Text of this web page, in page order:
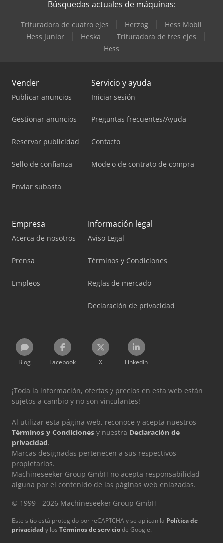
Búsquedas actuales de máquinas:
Trituradora de cuatro ejes Herzog
Hess Mobil
Hess Junior
Heska
Trituradora de tres ejes
Hess
Vender
Publicar anuncios
Gestionar anuncios
Reservar publicidad
Sello de confianza
Enviar subasta
Servicio y ayuda
Iniciar sesión
Preguntas frecuentes/Ayuda
Contacto
Modelo de contrato de compra
Empresa
Acerca de nosotros
Prensa
Empleos
Información legal
Aviso Legal
Términos y Condiciones
Reglas de mercado
Declaración de privacidad
Blog Facebook X LinkedIn
¡Toda la información, ofertas y precios en esta web están
sujetos a cambio y no son vinculantes!
Al utilizar esta página web, reconoce y acepta nuestros
Términos y Condiciones y nuestra Declaración de
privacidad.
Marcas designadas pertenecen a sus respectivos
propietarios.
Machineseeker Group GmbH no acepta responsabilidad
alguna por el contenido de las páginas web enlazadas.
© 1999 - 2026 Machineseeker Group GmbH
Este sitio está protegido por reCAPTCHA y se aplican la Política de
privacidad y los Términos de serviciode Google.